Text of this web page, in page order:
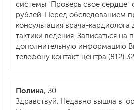
системы "Проверь свое сердце"
рублей. Перед обследованием
консультация врача-кардиолога
тактики ведения. Записаться на
дополнительную информацию
телефону контакт-центра (812)
Полина, 30
Здравствуй. Недавно вышла